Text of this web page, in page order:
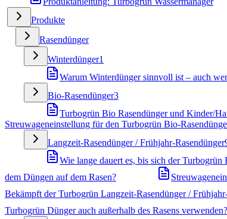
Produkte
Rasendünger
Winterdünger1
Warum Winterdünger sinnvoll ist – auch
Bio-Rasendünger3
Turbogrün Bio Rasendünger und Kinder/
Streuwageneinstellung für den Turbogrün Bio-
Langzeit-Rasendünger / Frühjahr-Rasendünger
Wie lange dauert es, bis sich der Turbogrün
dem Düngen auf dem Rasen?
Bekämpft der Turbogrün Langzeit-Rasendünger /
Turbogrün Dünger auch außerhalb des Rasens verwenden?